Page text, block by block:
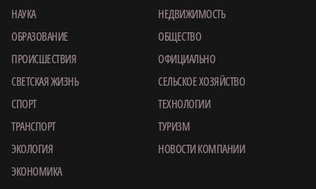
НАУКА
НЕДВИЖИМОСТЬ
ОБРАЗОВАНИЕ
ОБЩЕСТВО
ПРОИСШЕСТВИЯ
ОФИЦИАЛЬНО
СВЕТСКАЯ ЖИЗНЬ
СЕЛЬСКОЕ ХОЗЯЙСТВО
СПОРТ
ТЕХНОЛОГИИ
ТРАНСПОРТ
ТУРИЗМ
ЭКОЛОГИЯ
НОВОСТИ КОМПАНИИ
ЭКОНОМИКА